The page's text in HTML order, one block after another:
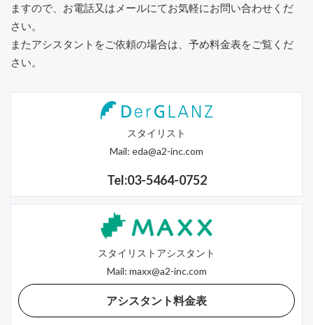
ますので、 お電話又はメールにてお気軽にお問い合わせくだ
さい。
またアシスタントをご依頼の場合は、予め料金表をご覧くだ
さい。
スタイリスト
Mail: eda@a2-inc.com
Tel:03-5464-0752
スタイリストアシスタント
Mail: maxx@a2-inc.com
アシスタント料金表